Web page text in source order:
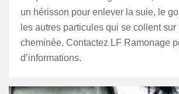
un hérisson pour enlever la suie, le
les autres particules qui se collent
cheminée. Contactez LF Ramonage
d’informations.